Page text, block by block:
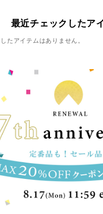
最近チェックしたア
たアイテムはありません。